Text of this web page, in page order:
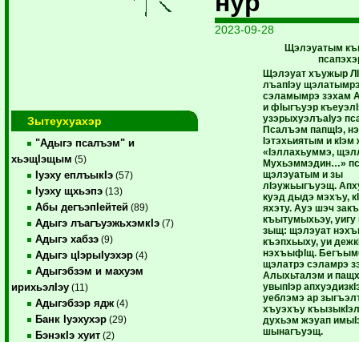
Зытеухуахэр
"Адыгэ псалъэм" и
хьэщIэщым (5)
Iуэху еплъыкIэ (57)
Iуэху щхьэпэ (13)
Абы дегъэпIейтей (89)
Адыгэ лъагъуэжьхэмкIэ (7)
Адыгэ хабзэ (9)
Адыгэ цIэрыIуэхэр (4)
Адыгэбзэм и махуэм
ирихьэлIэу (11)
Адыгэбзэр ядж (4)
Банк Iуэхухэр (29)
БэнэкIэ хуит (2)
2023-09-28
Щэлэуатым
Щэлэуат хъужыр
лъапIэу
сэламымрэ зэхам
и фIыгъуэр
узэрыхуэлъаIуэ
Псалъэм папщIэ,
Iэтэхьиятым и кIэм
«Iэллахьуммэ,
Мухьэммэдин…»
щэлэуатым и зы
лIэужьыгъуэщ.
куэд дыдэ мэхъу,
яхэту. Ауэ шэч
къытумыхьэу,
зыщ: щэлэуат
къэпхьыху, уи
нэхъыфIщ.
щэлатрэ сэламрэ
Алыхьталэм и
увыпIэр
уеблэмэ ар
хъуэхъу
духьэм жэуап
шынагъуэщ.